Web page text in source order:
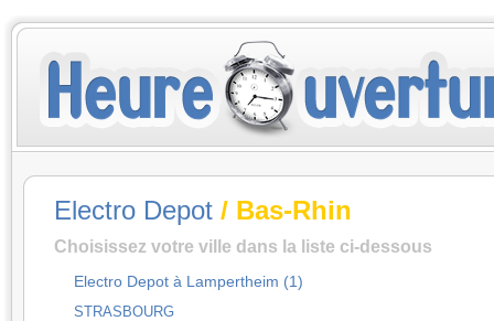
Electro Depot / Bas-Rhin
Choisissez votre ville dans la liste ci-dessous
Electro Depot à Lampertheim (1)
STRASBOURG